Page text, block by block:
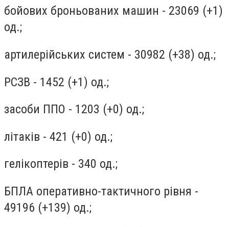
бойових броньованих машин - 23069 (+1)
од.;
артилерійських систем - 30982 (+38) од.;
РСЗВ - 1452 (+1) од.;
засоби ППО - 1203 (+0) од.;
літаків - 421 (+0) од.;
гелікоптерів - 340 од.;
БПЛА оперативно-тактичного рівня -
49196 (+139) од.;